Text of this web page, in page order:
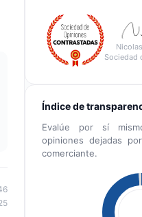
Sociedad
Índice de
Evalúe por sí
opiniones dejadas
comerciante.